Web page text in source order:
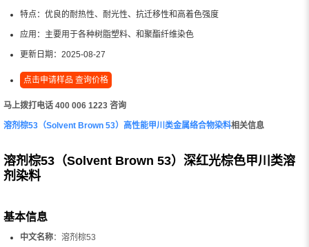
特点： 优良的耐热性、耐光性、抗迁移性和高着色强度
应用： 主要用于各种树脂塑料、和聚酯纤维染色
更新日期： 2025-08-27
点击申请样品 查询价格
马上拨打电话 400 006 1223 咨询
溶剂棕53（Solvent Brown 53）高性能甲川类金属络合物染料相关信息
溶剂棕53（Solvent Brown 53）深红光棕色甲川类溶
剂染料
基本信息
中文名称：溶剂棕53